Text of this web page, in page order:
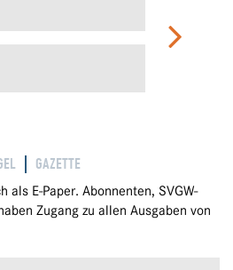
GAZETTE
als E-Paper. Abonnenten, SVGW-
Zugang zu allen Ausgaben von